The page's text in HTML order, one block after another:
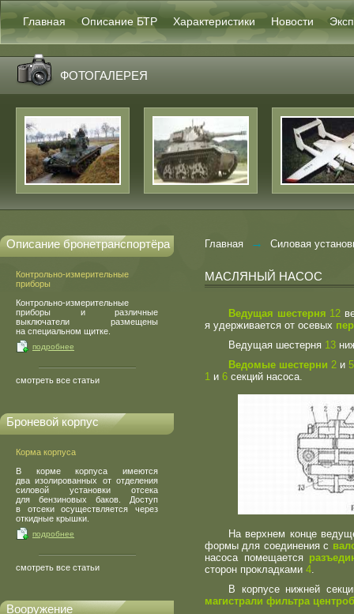
Главная Описание БТР Характеристики Новости
ФОТОГАЛЕРЕЯ
Описание бронетранспортёра
Контрольно-измерительные
приборы
Контрольно-измерительные
приборы и различные
выключатели размещены
на специальном щитке.
подробнее
смотреть все статьи
Броневой корпус
Корма корпуса
В корме корпуса имеются
два изолированных от отделения
силовой установки отсека
для бензиновых баков. Доступ
в отсеки осуществляется через
откидные крышки.
подробнее
смотреть все статьи
Вооружение
Главная → Силовая
МАСЛЯНЫЙ НАСОС
Ведущая шестерня 12
я удерживается от осевых
Ведущая шестерня 13
Ведомые шестерни 2 и
1 и 6 секций насоса.
На верхнем конце
формы для соединения с
насоса помещается
сторон прокладками 4.
В корпусе нижней
магистрали фильтра